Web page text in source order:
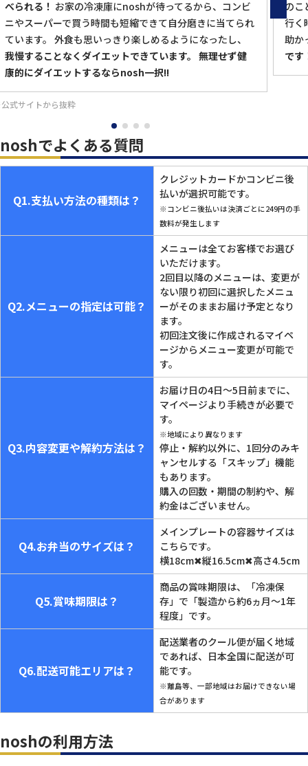
べられる！ お家の冷凍庫にnoshが待ってるから、コンビ
ニやスーパーで買う時間も短縮できて自分磨きに当てられ
ています。 外食も思いっきり楽しめるようになったし、
我慢することなくダイエットできています。 無理せず健
康的にダイエットするならnosh一択!!
の
行く
助か
です
式サイトから抜粋
noshでよくある質問
Q1.支払い方法の種類は？
クレジットカードかコンビニ後
払いが選択可能です。
※コンビニ後払いは決済ごとに249円の手
数料が発生します
Q2.メニューの指定は可能？
メニューは全てお客様でお選び
いただけます。
2回目以降のメニューは、変更が
ない限り初回に選択したメニュ
ーがそのままお届け予定となり
ます。
初回注文後に作成されるマイペ
ージからメニュー変更が可能で
す。
Q3.内容変更や解約方法は？
お届け日の4日～5日前までに、
マイページより手続きが必要で
す。
※地域により異なります
停止・解約以外に、1回分のみキ
ャンセルする「スキップ」機能
もあります。
購入の回数・期間の制約や、解
約金はございません。
Q4.お弁当のサイズは？
メインプレートの容器サイズは
こちらです。
横18cm✖縦16.5cm✖⾼さ4.5cm
Q5.賞味期限は？
商品の賞味期限は、「冷凍保
存」で「製造から約6ヵ月～1年
程度」です。
Q6.配送可能エリアは？
配送業者のクール便が届く地域
であれば、日本全国に配送が可
能です。
※離島等、一部地域はお届けできない場
合があります
noshの利用方法